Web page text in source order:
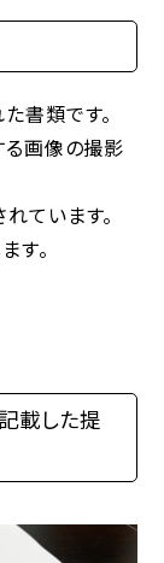
書類です。
る画像の撮影
ています。
す。
載した提